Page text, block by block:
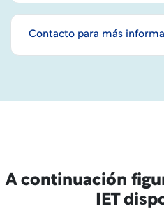
Contacto para más
A continuación
IET